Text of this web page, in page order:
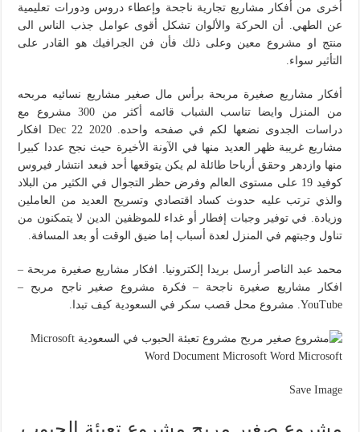
أخرى من أفكار مشاريع تجارية ناجحة وإعطاء دروس ودورات تعليمية
عن الطهي. أن الحركة والألوان تشكل أقوى عوامل جذب الناس الى
منتج او مشروع معين وعلى ذلك فأن فن الجرافيك هو القادر على
التأثير سواء.
أفكار مشاريع صغيرة مربحة برأس مال صغير مشاريع نسائيه مربحه
من المنزل وايضا تناسب الشباب قائمه أكثر من 300 مشروع مع
دراسات الجدوى نضعها لكم في صفحه واحده. Dec 22 2020 افكار
مشاريع غريبة ظهر العديد منها في الآونة الأخيرة حيث نجح عددا كبيرا
منها وازدهر وحقق أرباحا طائلة لم يكن يتوقعها أحد فبعد انتشار فيروس
كوفيد 19 على مستوى العالم وفرض حظر التجوال في الكثير من البلاد
والذي ترتب عليه حدوث كساد اقتصادي وتسريح العديد من العاملين
وزيادة. في توفير وجبات إفطار أو غداء للموظفين الدين لا يتمكنون من
تناول وجبتهم في المنزل لعدة أسباب إما ضيق الوقت أو بعد المسافة.
محمد عبد الناصر أرسل بريدا إلكترونيا. افكار مشاريع صغيرة مربحة –
افكار مشاريع صغيرة ناجحة – فكرة مشروع صغير ناجح مربح –
YouTube. مشروع محل قصب سكر في السعودية كيف تبدا.
Save Image